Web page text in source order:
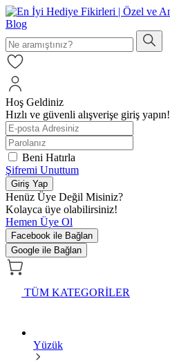
Hoş Geldiniz
Hızlı ve güvenli alışverişe giriş yapın!
Beni Hatırla
Şifremi Unuttum
Giriş Yap
Henüz Üye Değil Misiniz?
Kolayca üye olabilirsiniz!
Hemen Üye Ol
Facebook ile Bağlan
Google ile Bağlan
TÜM KATEGORİLER
Yüzük